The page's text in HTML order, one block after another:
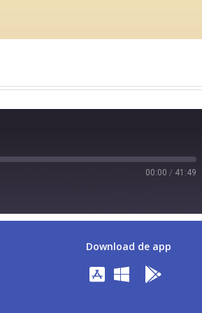
00:00 / 41:49
Download de app